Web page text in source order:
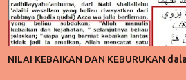
NILAI KEBAIKAN DAN KEBURUKAN